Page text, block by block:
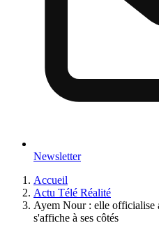
Newsletter
Accueil
Actu Télé Réalité
Ayem Nour : elle officialise
s'affiche à ses côtés